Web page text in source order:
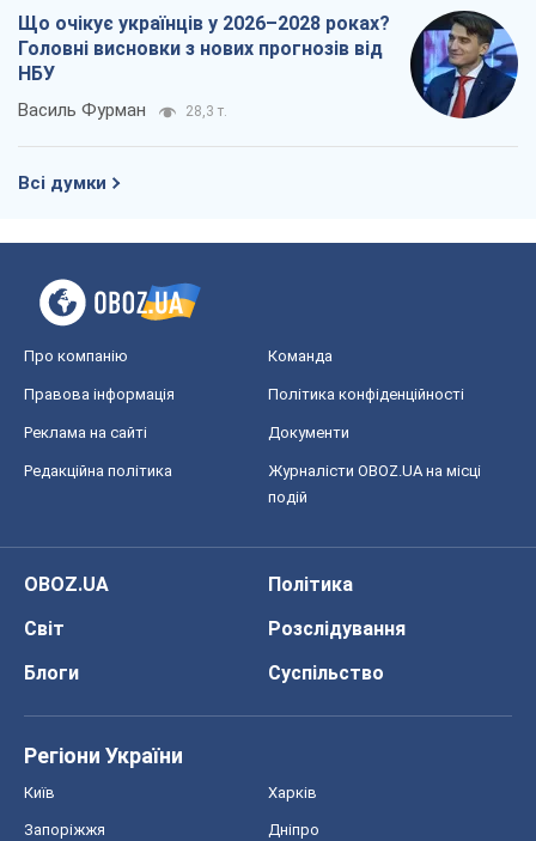
Що очікує українців у 2026–2028 роках?
Головні висновки з нових прогнозів від
НБУ
Василь Фурман 28,3 т.
Всі думки
Про компанію Команда
Правова інформація Політика конфіденційності
Реклама на сайті Документи
Редакційна політика
Журналісти OBOZ.UA на місці
подій
OBOZ.UA
Політика
Світ
Розслідування
Блоги
Суспільство
Регіони України
Київ Харків
Запоріжжя Дніпро